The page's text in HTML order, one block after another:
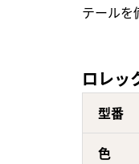
テールを
ロレッ
型番
色